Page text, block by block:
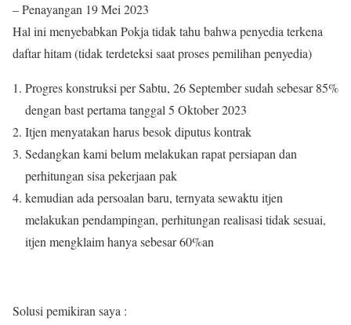
– Penayangan 19 Mei 2023
Hal ini menyebabkan Pokja tidak tahu bahwa penyedia terkena
daftar hitam (tidak terdeteksi saat proses pemilihan penyedia)
Progres konstruksi per Sabtu, 26 September sudah sebesar 85%
dengan bast pertama tanggal 5 Oktober 2023
Itjen menyatakan harus besok diputus kontrak
Sedangkan kami belum melakukan rapat persiapan dan
perhitungan sisa pekerjaan pak
kemudian ada persoalan baru, ternyata sewaktu itjen
melakukan pendampingan, perhitungan realisasi tidak sesuai,
itjen mengklaim hanya sebesar 60%an
Solusi pemikiran saya :